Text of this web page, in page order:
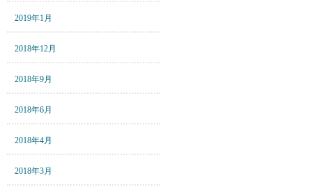
2019年1月
2018年12月
2018年9月
2018年6月
2018年4月
2018年3月